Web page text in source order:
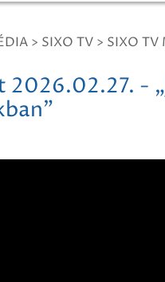
> SIXO TV > SIXO TV
2026.02.27. -